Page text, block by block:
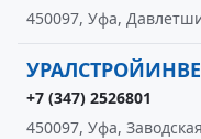
450097, Уфа,
+7 (347) 2526801
450097, Уфа,